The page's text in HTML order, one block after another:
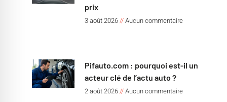
prix
3 août 2026
Aucun commentaire
Pifauto.com : pourquoi est-il un
acteur clé de l’actu auto ?
2 août 2026
Aucun commentaire